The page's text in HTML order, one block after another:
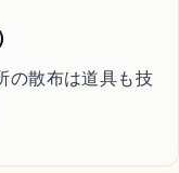
マップ
の散布は道具も技